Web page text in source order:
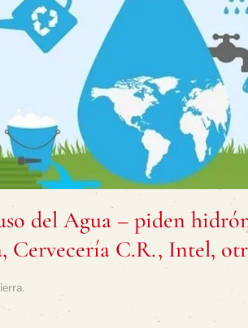
del Agua – piden
Cervecería C.R., Intel,
.